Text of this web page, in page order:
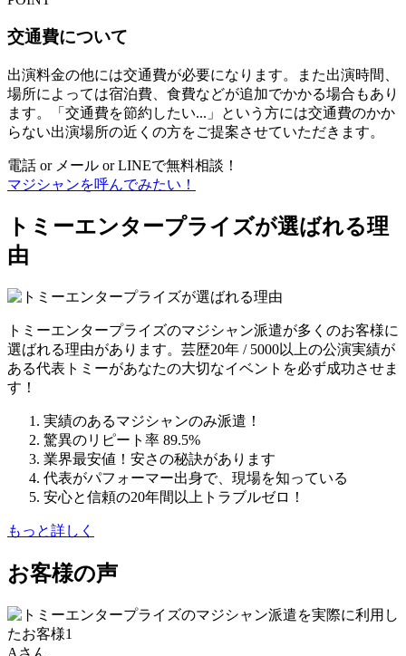
交通費について
出演料金の他には交通費が必要になります。また出演時間、
場所によっては宿泊費、食費などが追加でかかる場合もあり
ます。「交通費を節約したい...」という方には交通費のかか
らない出演場所の近くの方をご提案させていただきます。
電話 or メール or LINEで無料相談！
マジシャンを呼んでみたい！
トミーエンタープライズが選ばれる理
由
トミーエンタープライズのマジシャン派遣が多くのお客様に
選ばれる理由があります。芸歴20年 / 5000以上の公演実績が
ある代表トミーがあなたの大切なイベントを必ず成功させま
す！
実績のあるマジシャンのみ派遣！
驚異のリピート率 89.5%
業界最安値！安さの秘訣があります
代表がパフォーマー出身で、現場を知っている
安心と信頼の20年間以上トラブルゼロ！
もっと詳しく
お客様の声